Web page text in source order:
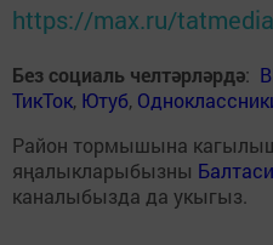
https://max.ru/tatmedia
Без социаль челтәрләрдә:
ТикТок, Ютуб,
Район тормышына
яңалыкларыбызны
каналыбызда да укыгыз.